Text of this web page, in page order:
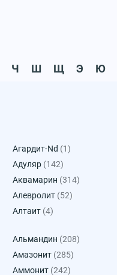
Ч Ш Щ Э Ю
Агардит-Nd (1)
Адуляр (142)
Аквамарин (314)
Алевролит (52)
Алтаит (4)
Альмандин (208)
Амазонит (285)
Аммонит (242)